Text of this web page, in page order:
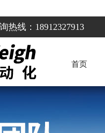
热线：18912327913
首页